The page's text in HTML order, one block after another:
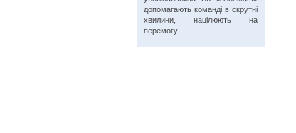
допомагають команді в скрутні
хвилини, націлюють на
перемогу.